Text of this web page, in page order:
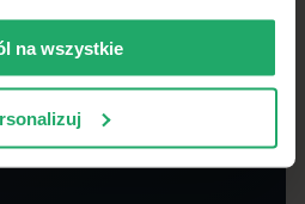
na wszystkie